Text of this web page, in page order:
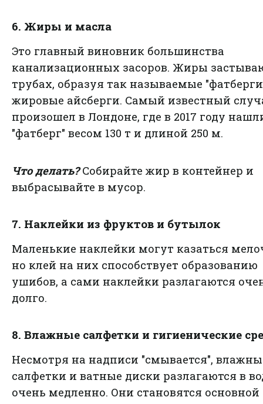
6. Жиры и масла
Это главный виновник большинства
канализационных засоров. Жиры
трубах, образуя так называемые
жировые айсберги. Самый известный
произошел в Лондоне, где в 2017 году
"фатберг" весом 130 т и длиной 250 м.
Что делать?Собирайте жир в контейнер и
выбрасывайте в мусор.
7. Наклейки из фруктов и бутылок
Маленькие наклейки могут казаться
но клей на них способствует образованию
ушибов, а сами наклейки разлагаются
долго.
8. Влажные салфетки и гигиенические
Несмотря на надписи "смывается",
салфетки и ватные диски разлагаются в
очень медленно. Они становятся основной